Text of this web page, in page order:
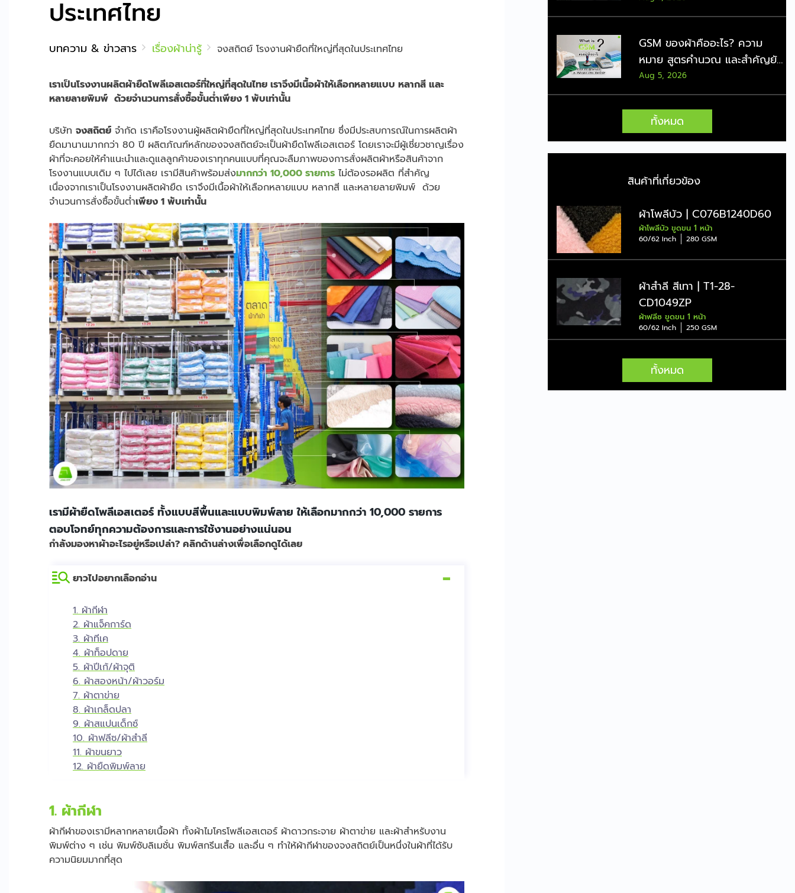
ประเทศไทย
บทความ & ข่าวสาร เรื่องผ้าน่ารู้ จงสถิตย์ โรงงานผ้ายืดที่ใหญ่ที่สุดในประเทศไทย
เราเป็นโรงงานผลิตผ้ายืดโพลีเอสเตอร์ที่ใหญ่ที่สุดในไทย เราจึงมีเนื้อผ้าให้เลือกหลายแบบ หลากสี และ
หลายลายพิมพ์ ด้วยจำนวนการสั่งซื้อขั้นต่ำเพียง 1 พับเท่านั้น
บริษัท จงสถิตย์ จำกัด เราคือโรงงานผู้ผลิตผ้ายืดที่ใหญ่ที่สุดในประเทศไทย ซึ่งมีประสบการณ์ในการผลิตผ้า
ยืดมานานมากกว่า 80 ปี ผลิตภัณฑ์หลักของจงสถิตย์จะเป็นผ้ายืดโพลีเอสเตอร์ โดยเราจะมีผู้เชี่ยวชาญเรื่อง
ผ้าที่จะคอยให้คำแนะนำและดูแลลูกค้าของเราทุกคนแบบที่คุณจะลืมภาพของการสั่งผลิตผ้าหรือสินค้าจาก
โรงงานแบบเดิม ๆ ไปได้เลย เรามีสินค้าพร้อมส่งมากกว่า 10,000 รายการ ไม่ต้องรอผลิต ที่สำคัญ
เนื่องจากเราเป็นโรงงานผลิตผ้ายืด เราจึงมีเนื้อผ้าให้เลือกหลายแบบ หลากสี และหลายลายพิมพ์ ด้วย
จำนวนการสั่งซื้อขั้นต่ำเพียง 1 พับเท่านั้น
เรามีผ้ายืดโพลีเอสเตอร์ ทั้งแบบสีพื้นและแบบพิมพ์ลาย ให้เลือกมากกว่า 10,000 รายการ
ตอบโจทย์ทุกความต้องการและการใช้งานอย่างแน่นอน
กำลังมองหาผ้าอะไรอยู่หรือเปล่า? คลิกด้านล่างเพื่อเลือกดูได้เลย
ยาวไปอยากเลือกอ่าน Hide
1. ผ้ากีฬา
2. ผ้าแจ็คการ์ด
3. ผ้าทีเค
4. ผ้าท็อปดาย
5. ผ้าปีเก้/ผ้าจุติ
6. ผ้าสองหน้า/ผ้าวอร์ม
7. ผ้าตาข่าย
8. ผ้าเกล็ดปลา
9. ผ้าสแปนเด็กซ์
10. ผ้าฟลีซ/ผ้าสำลี
11. ผ้าขนยาว
12. ผ้ายืดพิมพ์ลาย
1. ผ้ากีฬา
ผ้ากีฬาของเรามีหลากหลายเนื้อผ้า ทั้งผ้าไมโครโพลีเอสเตอร์ ผ้าดาวกระจาย ผ้าตาข่าย และผ้าสำหรับงาน
พิมพ์ต่าง ๆ เช่น พิมพ์ซับลิเมชั่น พิมพ์สกรีนเสื้อ และอื่น ๆ ทำให้ผ้ากีฬาของจงสถิตย์เป็นหนึ่งในผ้าที่ได้รับ
ความนิยมมากที่สุด
GSM ของผ้าคืออะไร? ความ
หมาย สูตรคำนวณ และสำคัญยัง
ไงตอนเลือกซื้อผ้า
Aug 5, 2026
ผ้าเกล็ดปลาสำหรับชุดวอร์ม
แฟชั่น เลือกผ้าให้ดี ชุดวอร์มก็ไม่
ดูเชย
May 27, 2026
เลือกผ้าม้วนคุณภาพสำหรับผลิต
จำนวนมาก
May 14, 2026
ทั้งหมด
สินค้าที่เกี่ยวข้อง
ผ้าโพลีบัว | C076B1240D60
ผ้าโพลีบัว ขูดขน 1 หน้า
60/62 Inch 280 GSM
ผ้าสำลี สีเทา | T1-28-
CD1049ZP
ผ้าฟลีซ ขูดขน 1 หน้า
60/62 Inch 250 GSM
ทั้งหมด